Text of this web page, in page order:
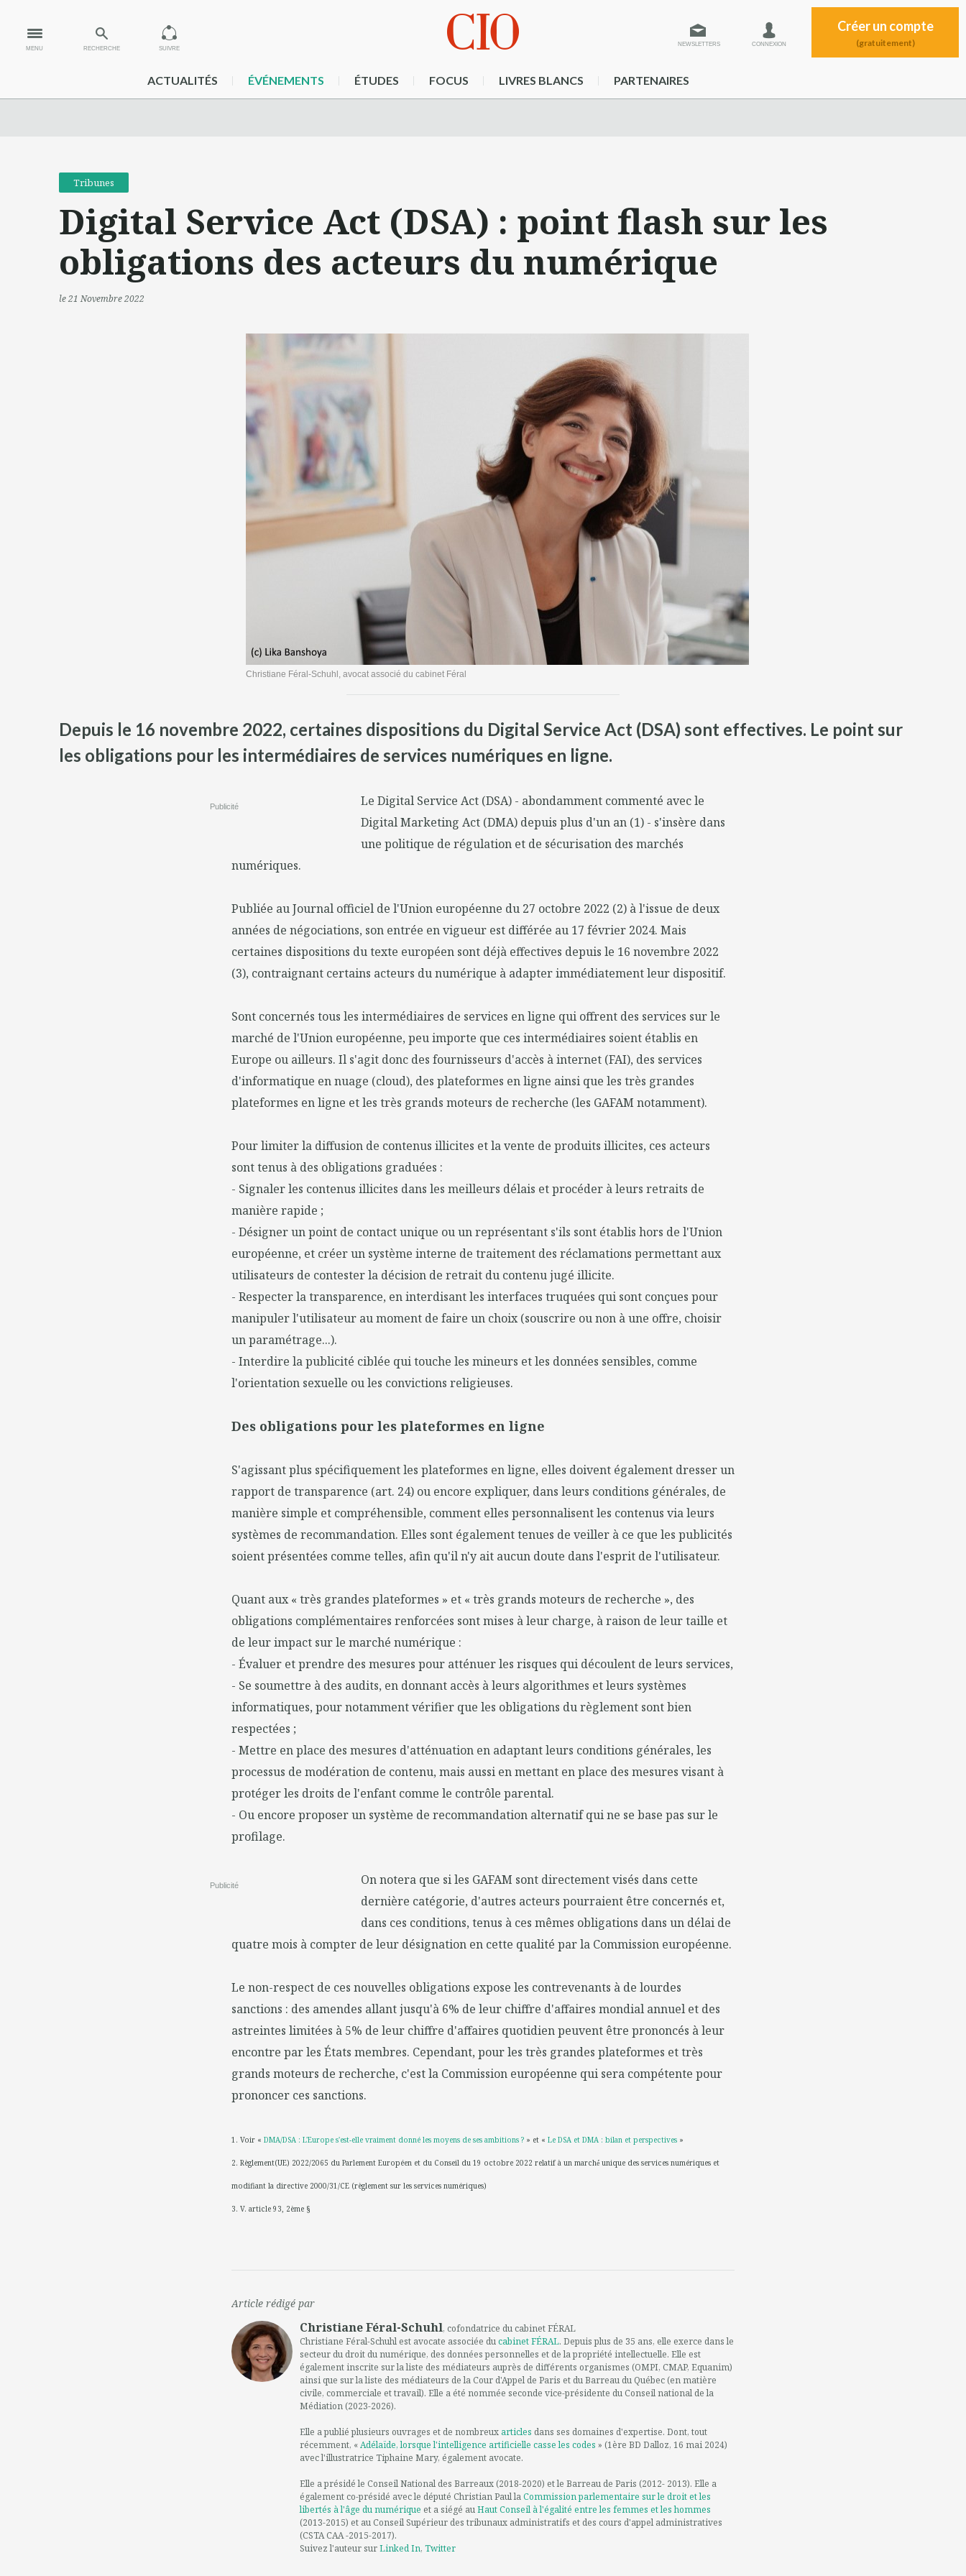
MENU RECHERCHE SUIVRE
NEWSLETTERS CONNEXION
Créer un compte
(gratuitement)
ACTUALITÉS ÉVÉNEMENTS ÉTUDES FOCUS LIVRES BLANCS PARTENAIRES
Tribunes
Digital Service Act (DSA) : point flash sur les
obligations des acteurs du numérique
le 21 Novembre 2022
Christiane Féral-Schuhl, avocat associé du cabinet Féral
Depuis le 16 novembre 2022, certaines dispositions du Digital Service Act (DSA) sont effectives. Le point sur
les obligations pour les intermédiaires de services numériques en ligne.
Publicité
Le Digital Service Act (DSA) - abondamment commenté avec le
Digital Marketing Act (DMA) depuis plus d'un an (1) - s'insère dans
une politique de régulation et de sécurisation des marchés
numériques.
Publiée au Journal officiel de l'Union européenne du 27 octobre 2022 (2) à l'issue de deux
années de négociations, son entrée en vigueur est différée au 17 février 2024. Mais
certaines dispositions du texte européen sont déjà effectives depuis le 16 novembre 2022
(3), contraignant certains acteurs du numérique à adapter immédiatement leur dispositif.
Sont concernés tous les intermédiaires de services en ligne qui offrent des services sur le
marché de l'Union européenne, peu importe que ces intermédiaires soient établis en
Europe ou ailleurs. Il s'agit donc des fournisseurs d'accès à internet (FAI), des services
d'informatique en nuage (cloud), des plateformes en ligne ainsi que les très grandes
plateformes en ligne et les très grands moteurs de recherche (les GAFAM notamment).
Pour limiter la diffusion de contenus illicites et la vente de produits illicites, ces acteurs
sont tenus à des obligations graduées :
- Signaler les contenus illicites dans les meilleurs délais et procéder à leurs retraits de
manière rapide ;
- Désigner un point de contact unique ou un représentant s'ils sont établis hors de l'Union
européenne, et créer un système interne de traitement des réclamations permettant aux
utilisateurs de contester la décision de retrait du contenu jugé illicite.
- Respecter la transparence, en interdisant les interfaces truquées qui sont conçues pour
manipuler l'utilisateur au moment de faire un choix (souscrire ou non à une offre, choisir
un paramétrage...).
- Interdire la publicité ciblée qui touche les mineurs et les données sensibles, comme
l'orientation sexuelle ou les convictions religieuses.
Des obligations pour les plateformes en ligne
S'agissant plus spécifiquement les plateformes en ligne, elles doivent également dresser un
rapport de transparence (art. 24) ou encore expliquer, dans leurs conditions générales, de
manière simple et compréhensible, comment elles personnalisent les contenus via leurs
systèmes de recommandation. Elles sont également tenues de veiller à ce que les publicités
soient présentées comme telles, afin qu'il n'y ait aucun doute dans l'esprit de l'utilisateur.
Quant aux « très grandes plateformes » et « très grands moteurs de recherche », des
obligations complémentaires renforcées sont mises à leur charge, à raison de leur taille et
de leur impact sur le marché numérique :
- Évaluer et prendre des mesures pour atténuer les risques qui découlent de leurs services,
- Se soumettre à des audits, en donnant accès à leurs algorithmes et leurs systèmes
informatiques, pour notamment vérifier que les obligations du règlement sont bien
respectées ;
- Mettre en place des mesures d'atténuation en adaptant leurs conditions générales, les
processus de modération de contenu, mais aussi en mettant en place des mesures visant à
protéger les droits de l'enfant comme le contrôle parental.
- Ou encore proposer un système de recommandation alternatif qui ne se base pas sur le
profilage.
Publicité
On notera que si les GAFAM sont directement visés dans cette
dernière catégorie, d'autres acteurs pourraient être concernés et,
dans ces conditions, tenus à ces mêmes obligations dans un délai de
quatre mois à compter de leur désignation en cette qualité par la Commission européenne.
Le non-respect de ces nouvelles obligations expose les contrevenants à de lourdes
sanctions : des amendes allant jusqu'à 6% de leur chiffre d'affaires mondial annuel et des
astreintes limitées à 5% de leur chiffre d'affaires quotidien peuvent être prononcés à leur
encontre par les États membres. Cependant, pour les très grandes plateformes et très
grands moteurs de recherche, c'est la Commission européenne qui sera compétente pour
prononcer ces sanctions.
1. Voir « DMA/DSA : L'Europe s'est-elle vraiment donné les moyens de ses ambitions ? » et « Le DSA et DMA : bilan et perspectives »
2. Règlement(UE) 2022/2065 du Parlement Européen et du Conseil du 19 octobre 2022 relatif à un marché́ unique des services numériques et
modifiant la directive 2000/31/CE (règlement sur les services numériques)
3. V. article 93, 2ème §
Article rédigé par
Christiane Féral-Schuhl, cofondatrice du cabinet FÉRAL
Christiane Féral-Schuhl est avocate associée ducabinet FÉRAL. Depuis plus de 35 ans, elle exerce dans le
secteur du droit du numérique, des données personnelles et de la propriété intellectuelle. Elle est
également inscrite sur la liste des médiateurs auprès de différents organismes (OMPI, CMAP, Equanim)
ainsi que sur la liste des médiateurs de la Cour d'Appel de Paris et du Barreau du Québec (en matière
civile, commerciale et travail). Elle a été nommée seconde vice-présidente du Conseil national de la
Médiation (2023-2026).
Elle a publié plusieurs ouvrages et de nombreux articles dans ses domaines d'expertise. Dont, tout
récemment, «Adélaïde, lorsque l'intelligence artificielle casse les codes » (1ère BD Dalloz, 16 mai 2024)
avec l'illustratrice Tiphaine Mary, également avocate.
Elle a présidé le Conseil National des Barreaux (2018-2020) et le Barreau de Paris (2012- 2013). Elle a
également co-présidé avec le député Christian Paul laCommission parlementaire sur le droit et les
libertés à l'âge du numérique et a siégé auHaut Conseil à l'égalité entre les femmes et les hommes
(2013-2015) et au Conseil Supérieur des tribunaux administratifs et des cours d'appel administratives
(CSTA CAA -2015-2017).
Suivez l'auteur surLinked In, Twitter